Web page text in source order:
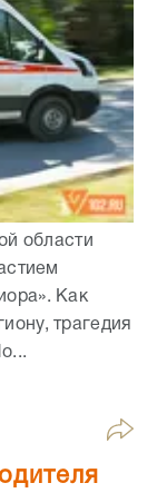
области
Как
трагедия